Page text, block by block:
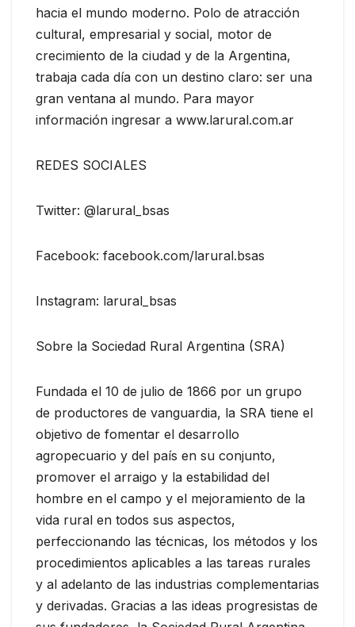
hacia el mundo moderno. Polo de atracción
cultural, empresarial y social, motor de
crecimiento de la ciudad y de la Argentina,
trabaja cada día con un destino claro: ser una
gran ventana al mundo. Para mayor
información ingresar a www.larural.com.ar
REDES SOCIALES
Twitter: @larural_bsas
Facebook: facebook.com/larural.bsas
Instagram: larural_bsas
Sobre la Sociedad Rural Argentina (SRA)
Fundada el 10 de julio de 1866 por un grupo
de productores de vanguardia, la SRA tiene el
objetivo de fomentar el desarrollo
agropecuario y del país en su conjunto,
promover el arraigo y la estabilidad del
hombre en el campo y el mejoramiento de la
vida rural en todos sus aspectos,
perfeccionando las técnicas, los métodos y los
procedimientos aplicables a las tareas rurales
y al adelanto de las industrias complementarias
y derivadas. Gracias a las ideas progresistas de